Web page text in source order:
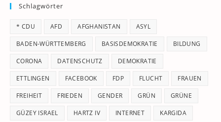
Schlagwörter
* CDU AFD AFGHANISTAN ASYL
BADEN-WÜRTTEMBERG BASISDEMOKRATIE BILDUNG
CORONA DATENSCHUTZ DEMOKRATIE
ETTLINGEN FACEBOOK FDP FLUCHT FRAUEN
FREIHEIT FRIEDEN GENDER GRÜN GRÜNE
GÜZEY ISRAEL HARTZ IV INTERNET KARGIDA